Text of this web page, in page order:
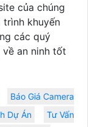
của chúng
khuyến
các quý
an ninh tốt
Báo Giá Camera
Dự Án
Tư Vấn